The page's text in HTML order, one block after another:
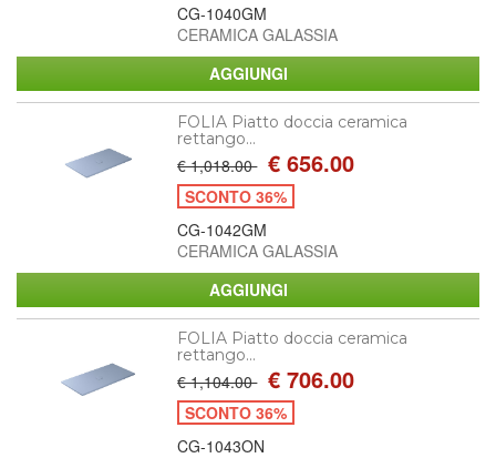
CG-1040GM
CERAMICA GALASSIA
FOLIA Piatto doccia ceramica
rettango...
€ 1,018.00 € 656.00
SCONTO 36%
CG-1042GM
CERAMICA GALASSIA
FOLIA Piatto doccia ceramica
rettango...
€ 1,104.00 € 706.00
SCONTO 36%
CG-1043ON